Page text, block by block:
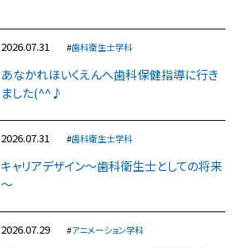
2026.07.31 #歯科衛生士学科
あなかれほいくえんへ歯科保健指導に行き
ました(^^♪
2026.07.31 #歯科衛生士学科
キャリアデザイン～歯科衛生士としての将来
～
2026.07.29 #アニメーション学科